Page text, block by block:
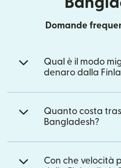
Domande
Qual è il modo
denaro dalla
Quanto costa
Bangladesh?
Con che velocità